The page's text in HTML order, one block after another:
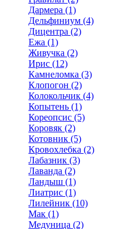
Дармера (1)
Дельфиниум (4)
Дицентра (2)
Ежа (1)
Живучка (2)
Ирис (12)
Камнеломка (3)
Клопогон (2)
Колокольчик (4)
Копытень (1)
Кореопсис (5)
Коровяк (2)
Котовник (5)
Кровохлебка (2)
Лабазник (3)
Лаванда (2)
Ландыш (1)
Лиатрис (1)
Лилейник (10)
Мак (1)
Медуница (2)